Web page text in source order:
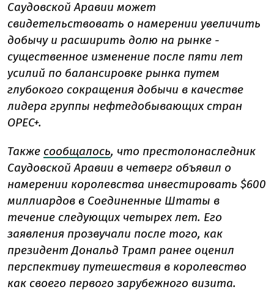
Саудовской Аравии может
свидетельствовать о намерении увеличить
добычу и расширить долю на рынке -
существенное изменение после пяти лет
усилий по балансировке рынка путем
глубокого сокращения добычи в качестве
лидера группы нефтедобывающих стран
OPEC+.
Также сообщалось, что престолонаследник
Саудовской Аравии в четверг объявил о
намерении королевства инвестировать $600
миллиардов в Соединенные Штаты в
течение следующих четырех лет. Его
заявления прозвучали после того, как
президент Дональд Трамп ранее оценил
перспективу путешествия в королевство
как своего первого зарубежного визита.